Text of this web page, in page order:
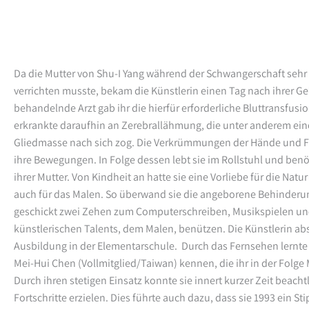
Da die Mutter von Shu-I Yang während der Schwangerschaft
verrichten musste, bekam die Künstlerin einen Tag nach ihrer
behandelnde Arzt gab ihr die hierfür erforderliche
erkrankte daraufhin an Zerebrallähmung, die unter anderem
Gliedmasse nach sich zog. Die Verkrümmungen der Hände und
ihre Bewegungen. In Folge dessen lebt sie im Rollstuhl und
ihrer Mutter. Von Kindheit an hatte sie eine Vorliebe für die
auch für das Malen. So überwand sie die angeborene
geschickt zwei Zehen zum Computerschreiben, Musikspielen
künstlerischen Talents, dem Malen, benützen. Die Künstlerin
Ausbildung in der Elementarschule. Durch das Fernsehen
Mei-Hui Chen (Vollmitglied/Taiwan) kennen, die ihr in der Folge
Durch ihren stetigen Einsatz konnte sie innert kurzer Zeit
Fortschritte erzielen. Dies führte auch dazu, dass sie 1993 ein